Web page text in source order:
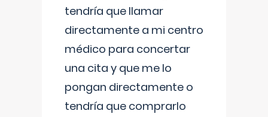
tendría que llamar
directamente a mi centro
médico para concertar
una cita y que me lo
pongan directamente o
tendría que comprarlo